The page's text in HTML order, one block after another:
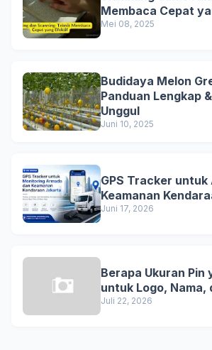
Membaca Cepat
Mei 08, 2025
Budidaya Melon
Panduan Lengkap
Unggul
Juni 10, 2025
GPS Tracker untuk
Keamanan
Juni 17, 2026
Berapa Ukuran Pin
untuk Logo, Nama,
Juli 22, 2026